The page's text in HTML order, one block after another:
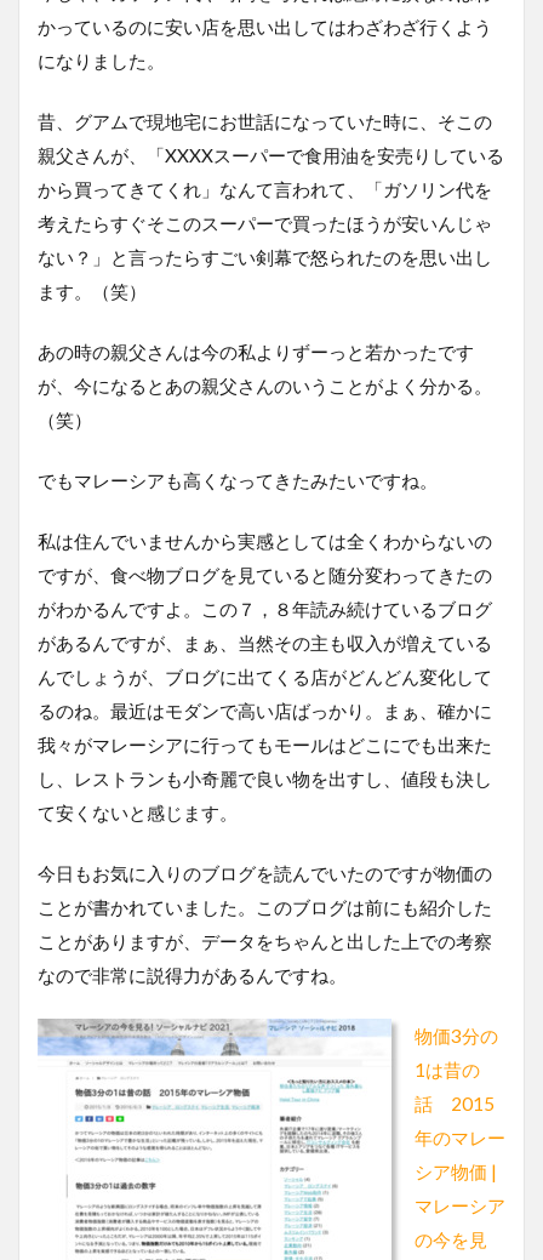
かっているのに安い店を思い出してはわざわざ行くよう
になりました。
昔、グアムで現地宅にお世話になっていた時に、そこの
親父さんが、「XXXXスーパーで食用油を安売りしている
から買ってきてくれ」なんて言われて、「ガソリン代を
考えたらすぐそこのスーパーで買ったほうが安いんじゃ
ない？」と言ったらすごい剣幕で怒られたのを思い出し
ます。（笑）
あの時の親父さんは今の私よりずーっと若かったです
が、今になるとあの親父さんのいうことがよく分かる。
（笑）
でもマレーシアも高くなってきたみたいですね。
私は住んでいませんから実感としては全くわからないの
ですが、食べ物ブログを見ていると随分変わってきたの
がわかるんですよ。この７，８年読み続けているブログ
があるんですが、まぁ、当然その主も収入が増えている
んでしょうが、ブログに出てくる店がどんどん変化して
るのね。最近はモダンで高い店ばっかり。まぁ、確かに
我々がマレーシアに行ってもモールはどこにでも出来た
し、レストランも小奇麗で良い物を出すし、値段も決し
て安くないと感じます。
今日もお気に入りのブログを読んでいたのですが物価の
ことが書かれていました。このブログは前にも紹介した
ことがありますが、データをちゃんと出した上での考察
なので非常に説得力があるんですね。
物価3分の
1は昔の
話 2015
年のマレー
シア物価 |
マレーシア
の今を見